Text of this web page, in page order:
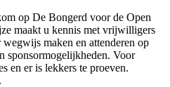
op De Bongerd voor de Open
maakt u kennis met vrijwilligers
maken en attenderen op
sponsormogelijkheden. Voor
en er is lekkers te proeven.